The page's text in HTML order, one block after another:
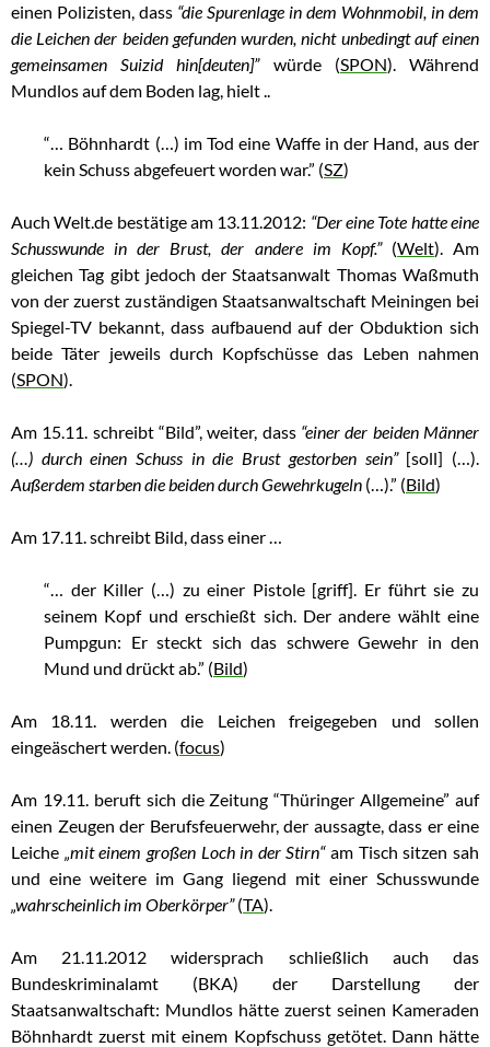
einen Polizisten, dass “die Spurenlage in dem Wohnmobil, in dem
die Leichen der beiden gefunden wurden, nicht unbedingt auf einen
gemeinsamen Suizid hin[deuten]”würde (SPON). Während
Mundlos auf dem Boden lag, hielt ..
“… Böhnhardt (…) im Tod eine Waffe in der Hand, aus der
kein Schuss abgefeuert worden war.” (SZ)
Auch Welt.de bestätige am 13.11.2012: “Der eine Tote hatte eine
Schusswunde in der Brust, der andere im Kopf.”(Welt). Am
gleichen Tag gibt jedoch der Staatsanwalt Thomas Waßmuth
von der zuerst zuständigen Staatsanwaltschaft Meiningen bei
Spiegel-TV bekannt, dass aufbauend auf der Obduktion sich
beide Täter jeweils durch Kopfschüsse das Leben nahmen
(SPON).
Am 15.11. schreibt “Bild”, weiter, dass “einer der beiden Männer
(…) durch einen Schuss in die Brust gestorben sein”[soll] (…).
Außerdem starben die beiden durch Gewehrkugeln (…).” (Bild)
Am 17.11. schreibt Bild, dass einer …
“… der Killer (…) zu einer Pistole [griff]. Er führt sie zu
seinem Kopf und erschießt sich. Der andere wählt eine
Pumpgun: Er steckt sich das schwere Gewehr in den
Mund und drückt ab.” (Bild)
Am 18.11. werden die Leichen freigegeben und sollen
eingeäschert werden. (focus)
Am 19.11. beruft sich die Zeitung “Thüringer Allgemeine” auf
einen Zeugen der Berufsfeuerwehr, der aussagte, dass er eine
Leiche „mit einem großen Loch in der Stirn“am Tisch sitzen sah
und eine weitere im Gang liegend mit einer Schusswunde
„wahrscheinlich im Oberkörper”(TA).
Am 21.11.2012 widersprach schließlich auch das
Bundeskriminalamt (BKA) der Darstellung der
Staatsanwaltschaft: Mundlos hätte zuerst seinen Kameraden
Böhnhardt zuerst mit einem Kopfschuss getötet. Dann hätte